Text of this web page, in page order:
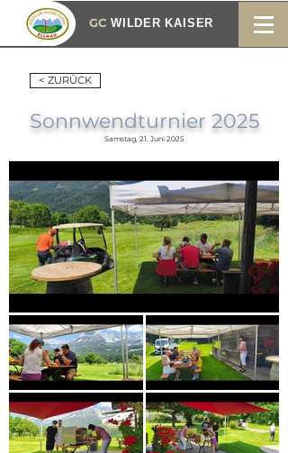
WILDER KAISER
GC
< ZURÜCK
Sonnwendturnier 2025
Samstag, 21. Juni 2025